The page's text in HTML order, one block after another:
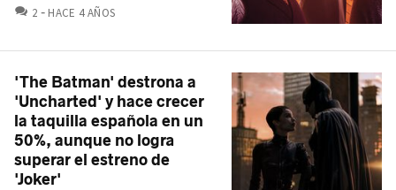
2 COMENTARIOS
HACE 4 AÑOS
'The Batman' destrona a
'Uncharted' y hace crecer
la taquilla española en un
50%, aunque no logra
superar el estreno de
'Joker'